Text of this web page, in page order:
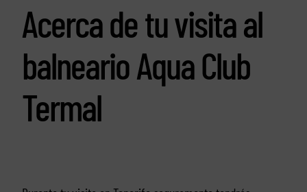
Acerca de tu visita al
balneario Aqua Club
Termal